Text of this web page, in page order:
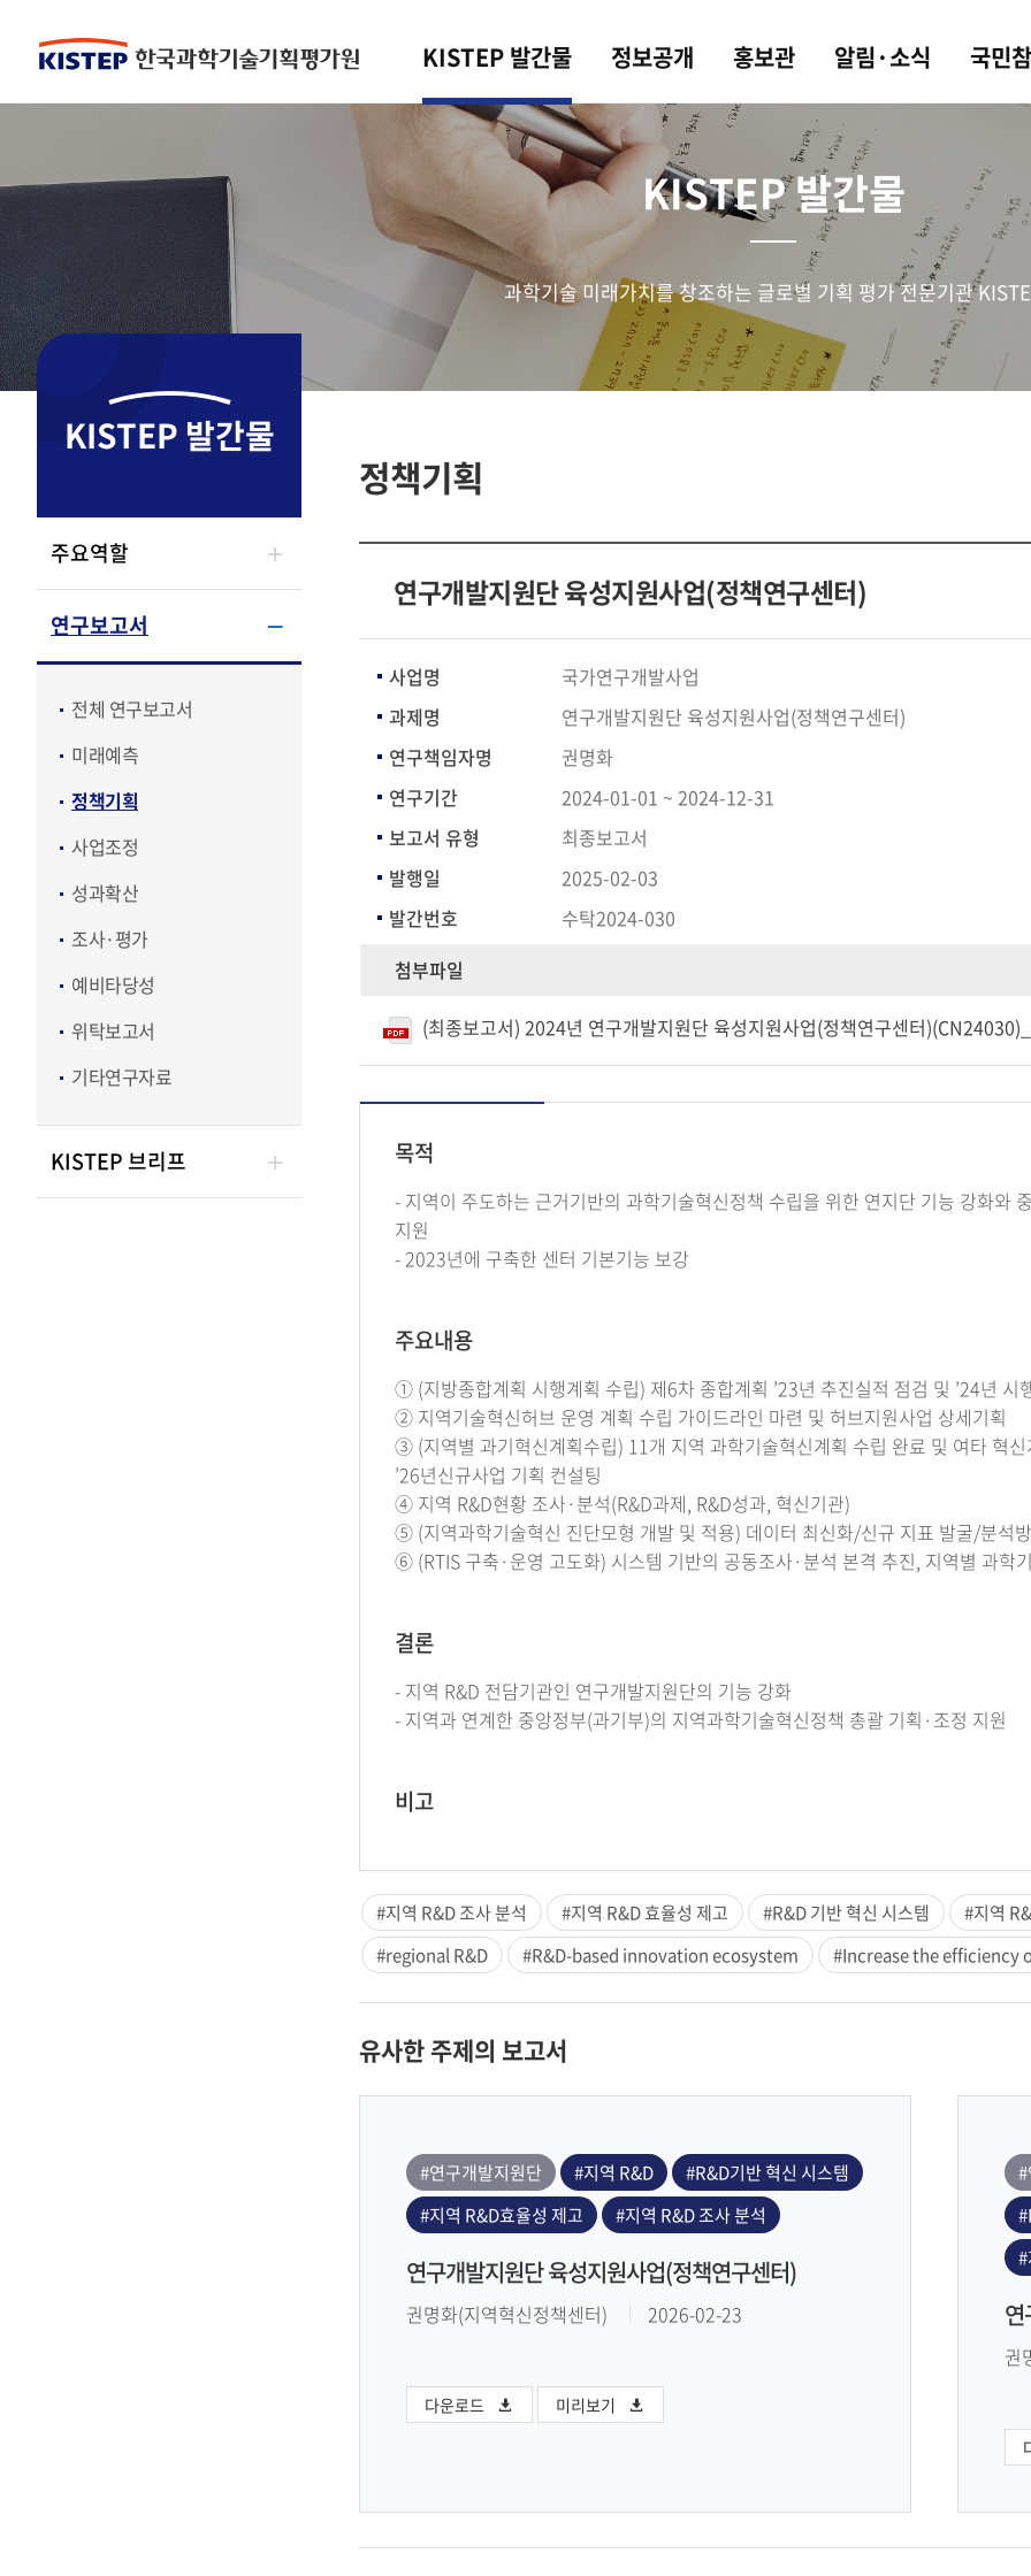
KISTEP 발간물 정보공개 홍보관 알림·소식 국민
KISTEP 발간물
과학기술 미래가치를 창조하는 글로벌 기획 평가 전문기관
KISTEP 발간물
주요역할
연구보고서
전체 연구보고서
미래예측
정책기획
사업조정
성과확산
조사·평가
예비타당성
위탁보고서
기타연구자료
KISTEP 브리프
정책기획
연구개발지원단 육성지원사업(정책연구센터)
사업명
국가연구개발사업
과제명
연구개발지원단 육성지원사업(정책연구센터)
연구책임자명
권명화
연구기간
2024-01-01 ~ 2024-12-31
보고서 유형
최종보고서
발행일
2025-02-03
발간번호
수탁2024-030
첨부파일
(최종보고서) 2024년 연구개발지원단 육성지원사업(정책연구센터)(CN24030)_개인
목적
- 지역이 주도하는 근거기반의 과학기술혁신정책 수립을 위한 연지단 기능 강화와
지원
- 2023년에 구축한 센터 기본기능 보강
주요내용
① (지방종합계획 시행계획 수립) 제6차 종합계획 ’23년 추진실적 점검 및 ’24년 시
② 지역기술혁신허브 운영 계획 수립 가이드라인 마련 및 허브지원사업 상세기획
③ (지역별 과기혁신계획수립) 11개 지역 과학기술혁신계획 수립 완료 및 여타 혁
’26년신규사업 기획 컨설팅
④ 지역 R&D현황 조사·분석(R&D과제, R&D성과, 혁신기관)
⑤ (지역과학기술혁신 진단모형 개발 및 적용) 데이터 최신화/신규 지표 발굴/분석
⑥ (RTIS 구축·운영 고도화) 시스템 기반의 공동조사·분석 본격 추진, 지역별 과학
결론
- 지역 R&D 전담기관인 연구개발지원단의 기능 강화
- 지역과 연계한 중앙정부(과기부)의 지역과학기술혁신정책 총괄 기획·조정 지원
비고
#지역 R&D 조사 분석 #지역 R&D 효율성 제고 #R&D 기반 혁신 시스템 #지역
#regional R&D
#R&D-based innovation ecosystem #Increase the efficiency
유사한 주제의 보고서
#연구개발지원단 #지역 R&D
#R&D기반 혁신 시스템
#지역 R&D효율성 제고
#지역 R&D 조사 분석
연구개발지원단 육성지원사업(정책연구센터)
권명화(지역혁신정책센터) 2026-02-23
다운로드 미리보기
권